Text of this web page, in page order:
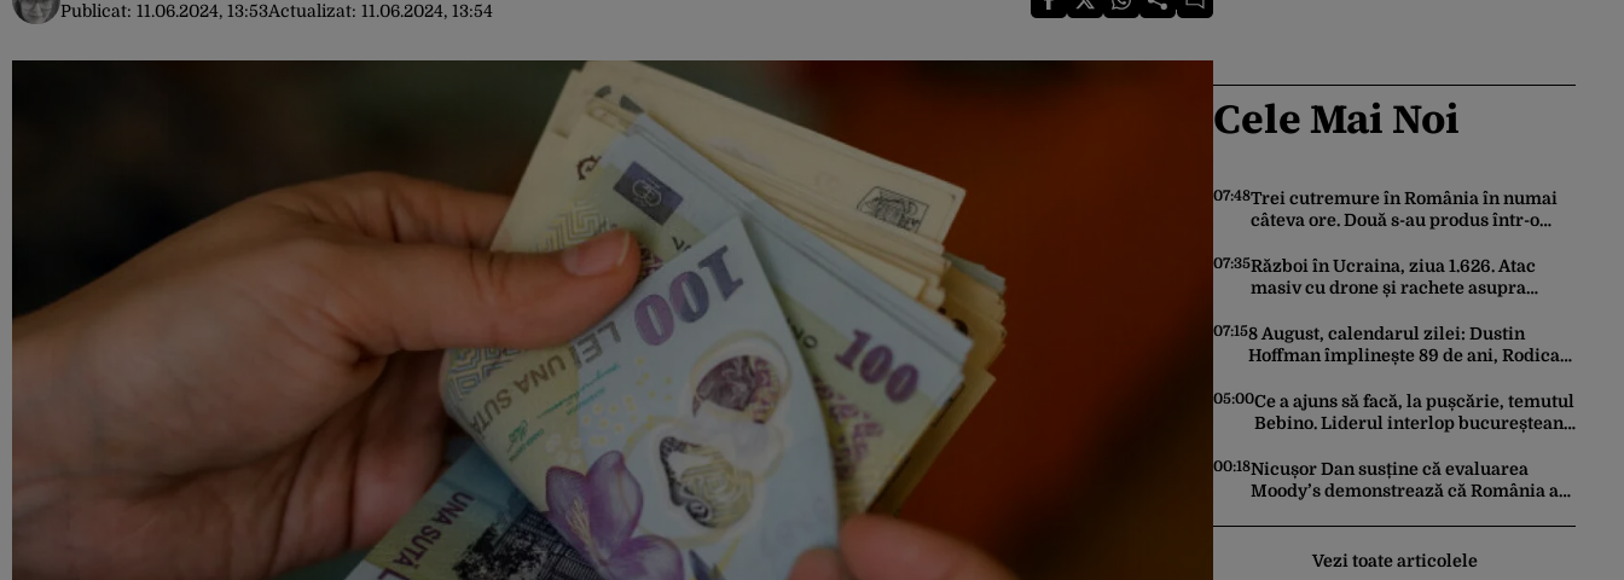
Publicat: 11.06.2024, 13:53Actualizat: 11.06.2024, 13:54
Cele Mai Noi
07:48Trei cutremure în România în numai
câteva ore. Două s-au produs într-o
07:35Război în Ucraina, ziua 1.626. Atac
masiv cu drone și rachete asupra
07:158 August, calendarul zilei: Dustin
Hoffman împlinește 89 de ani, Rodica
Ghenea face 39 de ani
05:00Ce a ajuns să facă, la pușcărie, temutul
Bebino. Liderul interlop bucureștean,
00:18Nicușor Dan susține că evaluarea
Moody’s demonstrează că România a
perspectiva rămâne rezervată”
Vezi toate articolele